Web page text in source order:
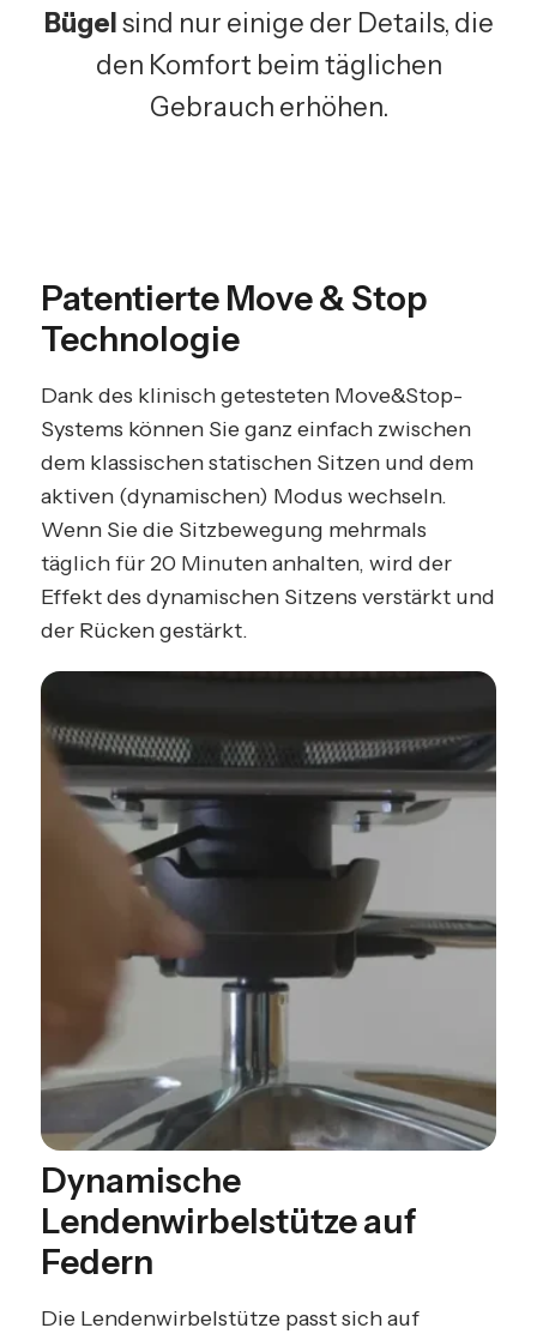
Bügel sind nur einige der Details, die
den Komfort beim täglichen
Gebrauch erhöhen.
Patentierte Move & Stop
Technologie
Dank des klinisch getesteten Move&Stop-
Systems können Sie ganz einfach zwischen
dem klassischen statischen Sitzen und dem
aktiven (dynamischen) Modus wechseln.
Wenn Sie die Sitzbewegung mehrmals
täglich für 20 Minuten anhalten, wird der
Effekt des dynamischen Sitzens verstärkt und
der Rücken gestärkt.
Dynamische
Lendenwirbelstütze auf
Federn
Die Lendenwirbelstütze passt sich auf